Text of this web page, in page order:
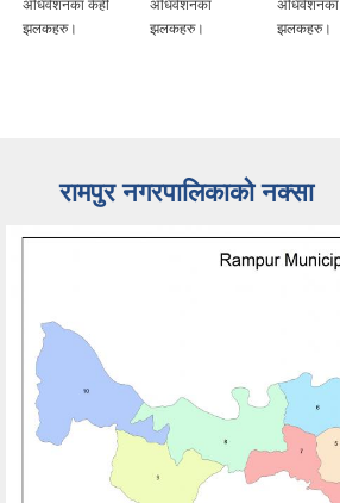
अधिवेशनका केही
झलकहरु।
अधिवेशनका
झलकहरु।
अधिवेशनका
झलकहरु।
रामपुर नगरपालिकाकाे नक्सा